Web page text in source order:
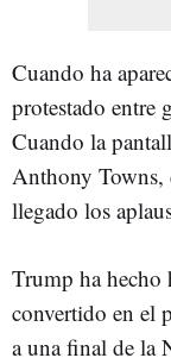
Cuando ha
protestado entre
Cuando la
Anthony Towns,
llegado los
Trump ha hecho
convertido en el
a una final de la